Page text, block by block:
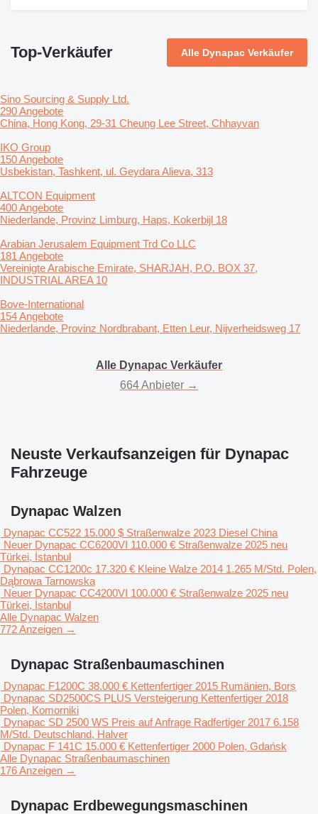
Top-Verkäufer Alle Dynapac Verkäufer
Sino Sourcing & Supply Ltd.
290 Angebote
China, Hong Kong, 29-31 Cheung Lee Street, Chhayvan
IKO Group
150 Angebote
Usbekistan, Tashkent, ul. Geydara Alieva, 313
ALTCON Equipment
400 Angebote
Niederlande, Provinz Limburg, Haps, Kokerbijl 18
Arabian Jerusalem Equipment Trd Co LLC
181 Angebote
Vereinigte Arabische Emirate, SHARJAH, P.O. BOX 37,
INDUSTRIAL AREA 10
Bove-International
154 Angebote
Niederlande, Provinz Nordbrabant, Etten Leur, Nijverheidsweg 17
Alle Dynapac Verkäufer
664 Anbieter →
Neuste Verkaufsanzeigen für Dynapac
Fahrzeuge
Dynapac Walzen
Dynapac CC522 15.000 $ Straßenwalze 2023 Diesel China
Neuer Dynapac CC6200VI 110.000 € Straßenwalze 2025 neu
Türkei, İstanbul
Dynapac CC1200c 17.320 € Kleine Walze 2014 1.265 M/Std. Polen,
Dąbrowa Tarnowska
Neuer Dynapac CC4200VI 100.000 € Straßenwalze 2025 neu
Türkei, İstanbul
Alle Dynapac Walzen
772 Anzeigen →
Dynapac Straßenbaumaschinen
Dynapac F1200C 38.000 € Kettenfertiger 2015 Rumänien, Borș
Dynapac SD2500CS PLUS Versteigerung Kettenfertiger 2018
Polen, Komorniki
Dynapac SD 2500 WS Preis auf Anfrage Radfertiger 2017 6.158
M/Std. Deutschland, Halver
Dynapac F 141C 15.000 € Kettenfertiger 2000 Polen, Gdańsk
Alle Dynapac Straßenbaumaschinen
176 Anzeigen →
Dynapac Erdbewegungsmaschinen